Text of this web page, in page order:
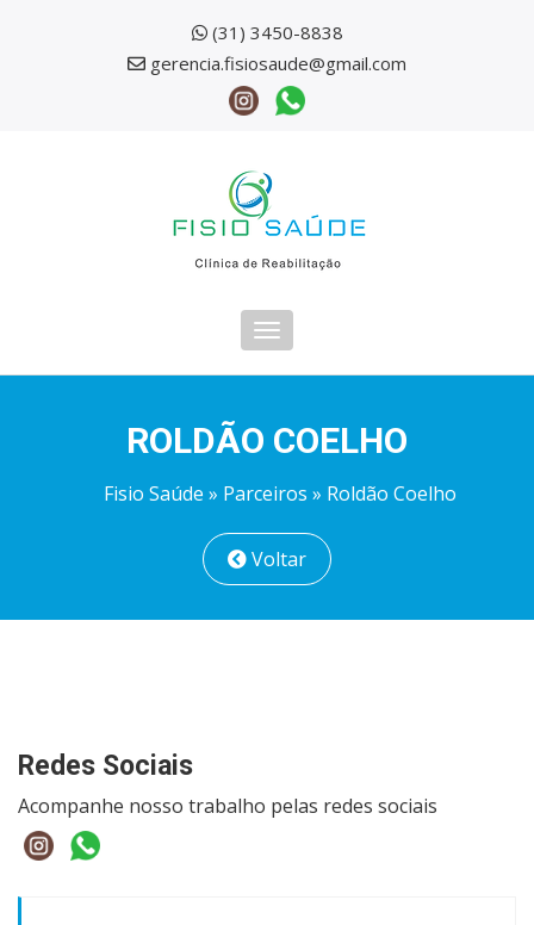
(31) 3450-8838
gerencia.fisiosaude@gmail.com
Toggle
ROLDÃO COELHO
Fisio Saúde » Parceiros » Roldão Coelho
Voltar
Redes Sociais
Acompanhe nosso trabalho pelas redes sociais